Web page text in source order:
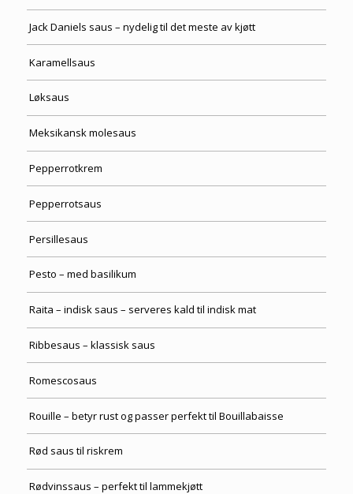
Jack Daniels saus – nydelig til det meste av kjøtt
Karamellsaus
Løksaus
Meksikansk molesaus
Pepperrotkrem
Pepperrotsaus
Persillesaus
Pesto – med basilikum
Raita – indisk saus – serveres kald til indisk mat
Ribbesaus – klassisk saus
Romescosaus
Rouille – betyr rust og passer perfekt til Bouillabaisse
Rød saus til riskrem
Rødvinssaus – perfekt til lammekjøtt